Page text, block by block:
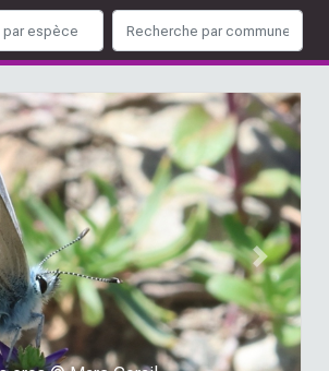
Next